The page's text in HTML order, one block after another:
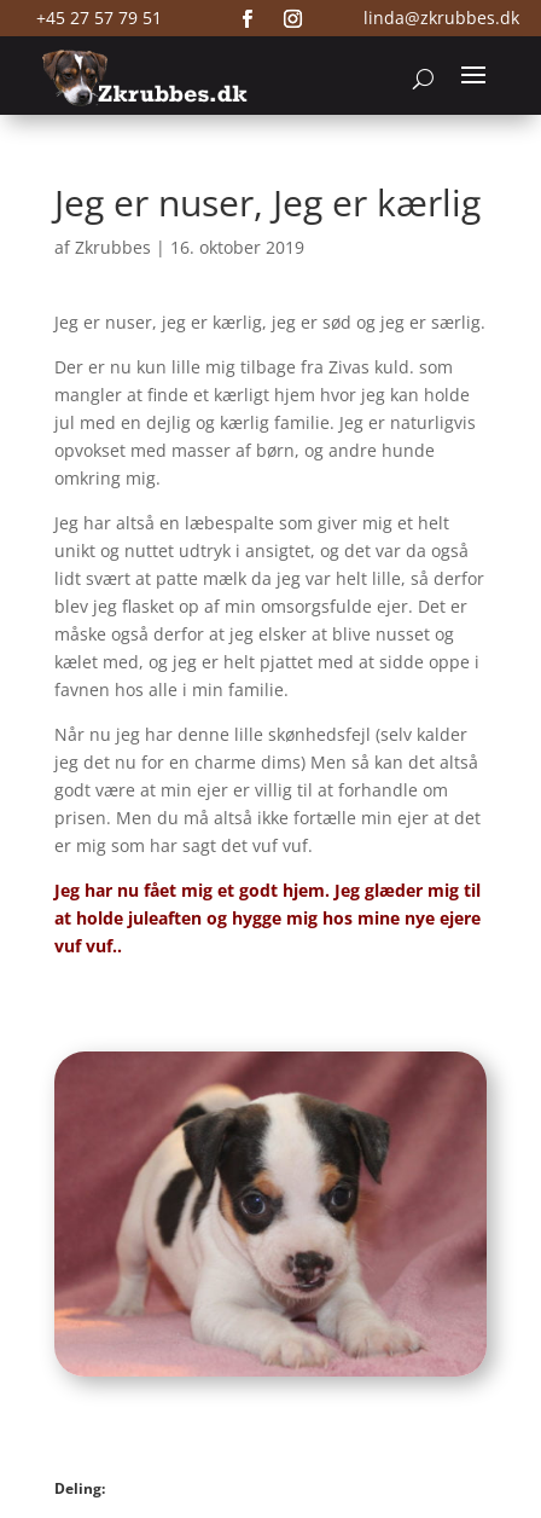
+45 27 57 79 51 linda@zkrubbes.dk
Jeg er nuser, Jeg er kærlig
afZkrubbes | 16. oktober 2019
Jeg er nuser, jeg er kærlig, jeg er sød og jeg er særlig.
Der er nu kun lille mig tilbage fra Zivas kuld. som
mangler at finde et kærligt hjem hvor jeg kan holde
jul med en dejlig og kærlig familie. Jeg er naturligvis
opvokset med masser af børn, og andre hunde
omkring mig.
Jeg har altså en læbespalte som giver mig et helt
unikt og nuttet udtryk i ansigtet, og det var da også
lidt svært at patte mælk da jeg var helt lille, så derfor
blev jeg flasket op af min omsorgsfulde ejer. Det er
måske også derfor at jeg elsker at blive nusset og
kælet med, og jeg er helt pjattet med at sidde oppe i
favnen hos alle i min familie.
Når nu jeg har denne lille skønhedsfejl (selv kalder
jeg det nu for en charme dims) Men så kan det altså
godt være at min ejer er villig til at forhandle om
prisen. Men du må altså ikke fortælle min ejer at det
er mig som har sagt det vuf vuf.
Jeg har nu fået mig et godt hjem. Jeg glæder mig til
at holde juleaften og hygge mig hos mine nye ejere
vuf vuf..
Deling: